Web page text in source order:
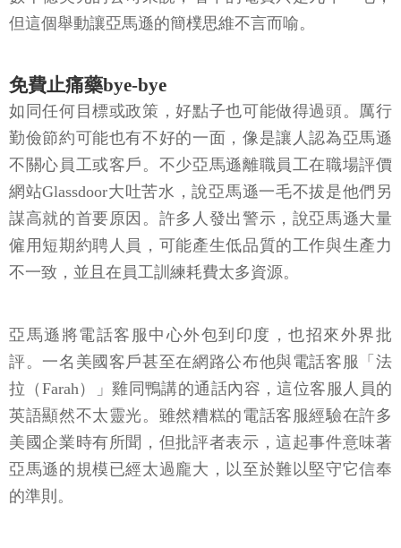
但這個舉動讓亞馬遜的簡樸思維不言而喻。
免費止痛藥bye-bye
如同任何目標或政策，好點子也可能做得過頭。厲行
勤儉節約可能也有不好的一面，像是讓人認為亞馬遜
不關心員工或客戶。不少亞馬遜離職員工在職場評價
網站Glassdoor大吐苦水，說亞馬遜一毛不拔是他們另
謀高就的首要原因。許多人發出警示，說亞馬遜大量
僱用短期約聘人員，可能產生低品質的工作與生產力
不一致，並且在員工訓練耗費太多資源。
亞馬遜將電話客服中心外包到印度，也招來外界批
評。一名美國客戶甚至在網路公布他與電話客服「法
拉（Farah）」雞同鴨講的通話內容，這位客服人員的
英語顯然不太靈光。雖然糟糕的電話客服經驗在許多
美國企業時有所聞，但批評者表示，這起事件意味著
亞馬遜的規模已經太過龐大，以至於難以堅守它信奉
的準則。